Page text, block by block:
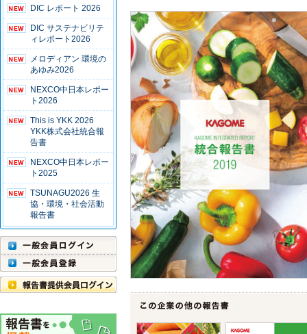
DIC レポート 2026
DIC サステナビリテ
ィレポート2026
メロディアン 環境の
あゆみ2026
NEXCO中日本レポー
ト2026
This is YKK 2026
YKK株式会社統合報
告書
NEXCO中日本レポー
ト2025
TSUNAGU2026 生
協・環境・社会活動
報告書